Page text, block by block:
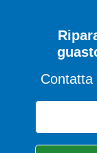
Contatta